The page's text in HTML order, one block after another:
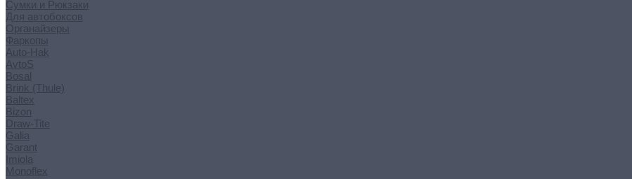
Сумки и Рюкзаки
Для автобоксов
Органайзеры
Фаркопы
Auto-Hak
AvtoS
Bosal
Brink (Thule)
Baltex
Bizon
Draw-Tite
Galia
Garant
Imiola
Monoflex